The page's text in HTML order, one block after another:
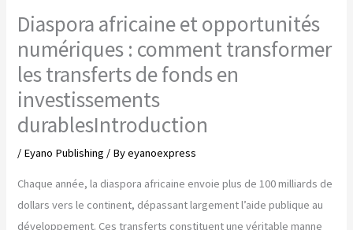
Diaspora africaine et opportunités
numériques : comment transformer
les transferts de fonds en
investissements
durablesIntroduction
/ Eyano Publishing / Byeyanoexpress
Chaque année, la diaspora africaine envoie plus de 100 milliards de
dollars vers le continent, dépassant largement l’aide publique au
développement. Ces transferts constituent une véritable manne